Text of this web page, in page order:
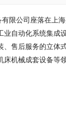
限公司座落在上
业自动化系统集成
、售后服务的立体
机械成套设备等领